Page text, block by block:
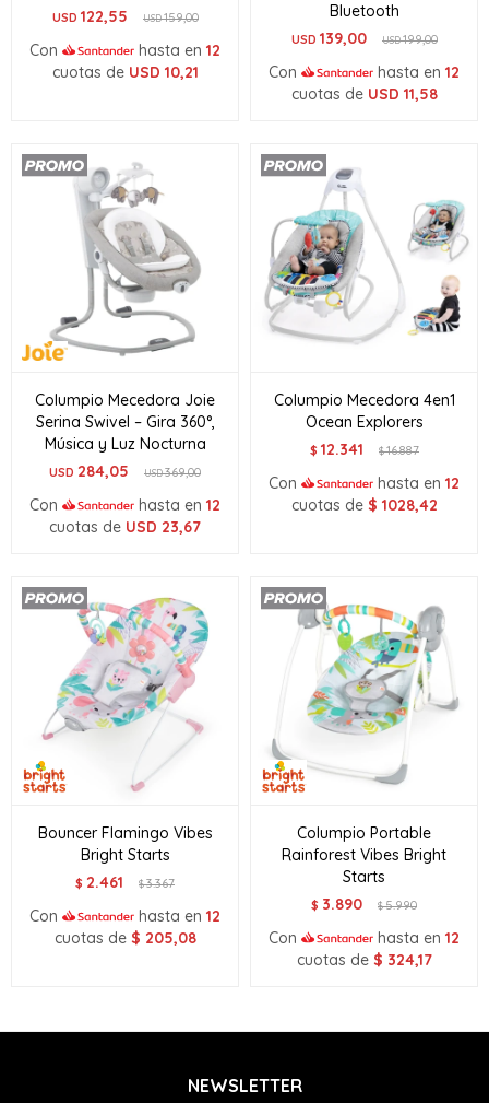
USD 122,55 USD159,00
Con hasta en 12
cuotas de USD 10,21
Bluetooth
USD 139,00 USD199,00
Con hasta en 12
cuotas de USD 11,58
Columpio Mecedora Joie
Serina Swivel – Gira 360°,
Música y Luz Nocturna
USD 284,05 USD369,00
Con hasta en 12
cuotas de USD 23,67
Columpio Mecedora 4en1
Ocean Explorers
$ 12.341 $16.887
Con hasta en 12
cuotas de $ 1028,42
Bouncer Flamingo Vibes
Bright Starts
$ 2.461 $3.367
Con hasta en 12
cuotas de $ 205,08
Columpio Portable
Rainforest Vibes Bright
Starts
$ 3.890 $5.990
Con hasta en 12
cuotas de $ 324,17
NEWSLETTER